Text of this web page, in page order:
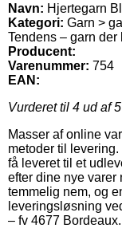
Navn: Hjertegarn
Kategori: Garn >
Tendens – garn
Producent:
Varenummer: 754
EAN:
Vurderet til 4 ud af
Masser af online
metoder til
få leveret til et
efter dine nye varer
temmelig nem, og
leveringsløsning
– fv 4677 Bordeaux.